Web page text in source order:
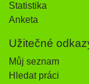
Statistika
Anketa
Užitečné
Můj seznam
Hledat práci